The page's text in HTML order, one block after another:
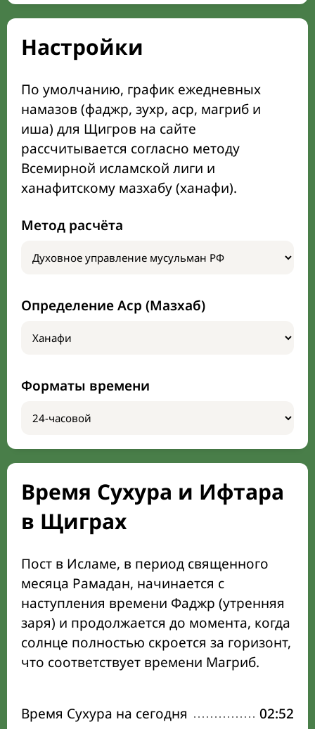
Настройки
По умолчанию, график ежедневных
намазов (фаджр, зухр, аср, магриб и
иша) для Щигров на сайте
рассчитывается согласно методу
Всемирной исламской лиги и
ханафитскому мазхабу (ханафи).
Метод расчёта
Определение Аср (Мазхаб)
Форматы времени
Время Сухура и Ифтара
в Щиграх
Пост в Исламе, в период священного
месяца Рамадан, начинается с
наступления времени Фаджр (утренняя
заря) и продолжается до момента, когда
солнце полностью скроется за горизонт,
что соответствует времени Магриб.
Время Сухура на сегодня 02:52